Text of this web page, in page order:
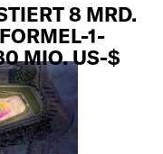
8 MRD.
1-
MIO. US-$